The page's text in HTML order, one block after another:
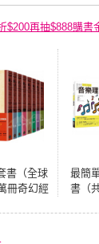
$200再抽$888購書
書（全球
冊奇幻經
最簡
書（